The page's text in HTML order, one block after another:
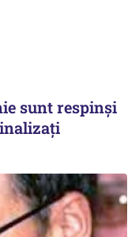
sunt respinși